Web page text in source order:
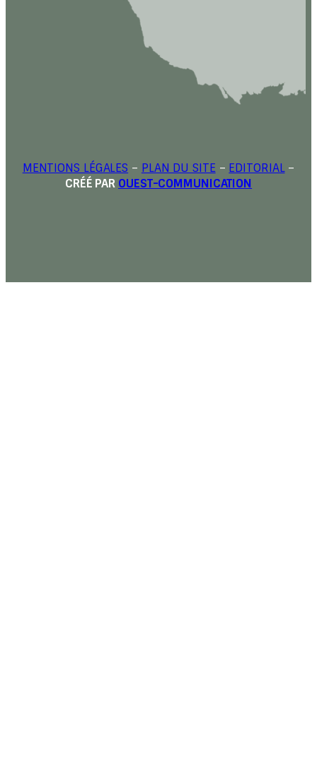
MENTIONS LÉGALES – PLAN DU SITE– EDITORIAL–
CRÉÉ PAR OUEST-COMMUNICATION